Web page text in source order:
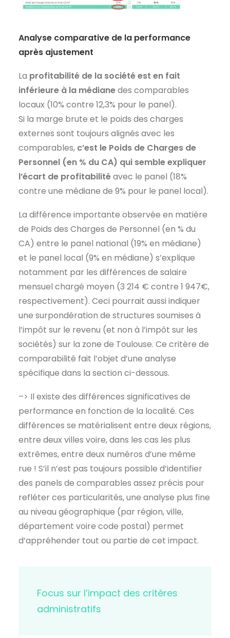
Analyse comparative de la performance
après ajustement
La profitabilité de la société est en fait
inférieure à la médianedes comparables
locaux (10% contre 12,3% pour le panel).
Si la marge brute et le poids des charges
externes sont toujours alignés avec les
comparables, c’est le Poids de Charges de
Personnel (en % du CA) qui semble expliquer
l’écart de profitabilitéavec le panel (18%
contre une médiane de 9% pour le panel local).
La différence importante observée en matière
de Poids des Charges de Personnel (en % du
CA) entre le panel national (19% en médiane)
et le panel local (9% en médiane) s’explique
notamment par les différences de salaire
mensuel chargé moyen (3 214 € contre 1 947€,
respectivement). Ceci pourrait aussi indiquer
une surpondération de structures soumises à
l’impôt sur le revenu (et non à l’impôt sur les
sociétés) sur la zone de Toulouse. Ce critère de
comparabilité fait l’objet d’une analyse
spécifique dans la section ci-dessous.
–> Il existe des différences significatives de
performance en fonction de la localité. Ces
différences se matérialisent entre deux régions,
entre deux villes voire, dans les cas les plus
extrêmes, entre deux numéros d’une même
rue ! S’il n’est pas toujours possible d’identifier
des panels de comparables assez précis pour
refléter ces particularités, une analyse plus fine
au niveau géographique (par région, ville,
département voire code postal) permet
d’appréhender tout ou partie de cet impact.
Focus sur l’impact des critères
administratifs